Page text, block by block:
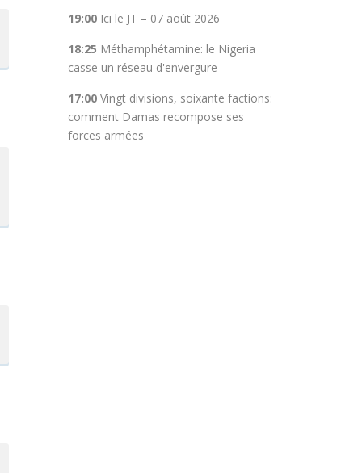
19:00Ici le JT – 07 août 2026
18:25 Méthamphétamine: le Nigeria
casse un réseau d'envergure
17:00Vingt divisions, soixante factions:
comment Damas recompose ses
forces armées